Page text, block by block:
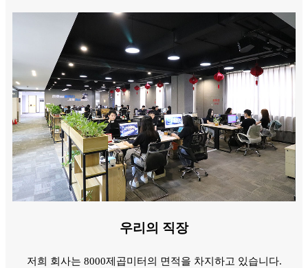
우리의 직장
저희 회사는 8000제곱미터의 면적을 차지하고 있습니다.